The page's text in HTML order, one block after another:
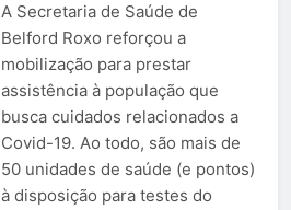
A Secretaria de Saúde de
Belford Roxo reforçou a
mobilização para prestar
assistência à população que
busca cuidados relacionados a
Covid-19. Ao todo, são mais de
50 unidades de saúde (e pontos)
à disposição para testes do